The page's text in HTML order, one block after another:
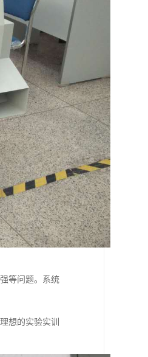
等问题。系统
想的实验实训